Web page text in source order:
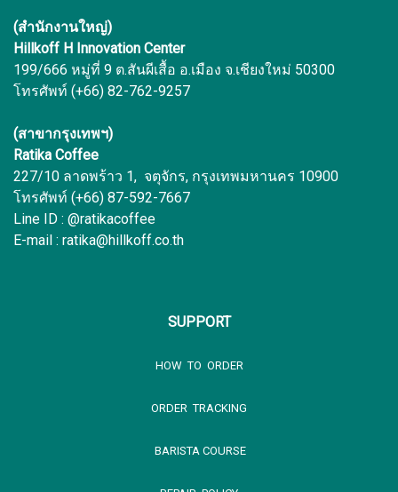
(สำนักงานใหญ่)
Hillkoff H Innovation Center
199/666 หมู่ที่ 9 ต.สันผีเสื้อ อ.เมือง จ.เชียงใหม่ 50300
โทรศัพท์ (+66) 82-762-9257
(สาขากรุงเทพฯ)
Ratika Coffee
227/10 ลาดพร้าว 1, จตุจักร, กรุงเทพมหานคร 10900
โทรศัพท์ (+66) 87-592-7667
Line ID : @ratikacoffee
E-mail : ratika@hillkoff.co.th
SUPPORT
HOW TO ORDER
ORDER TRACKING
BARISTA COURSE